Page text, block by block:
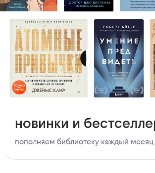
новинки и
пополняем библиотеку каждый месяц